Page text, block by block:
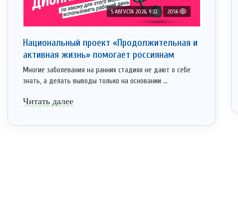
5 АВГУСТА 2026, 9:32 2056
Национальный проект «Продолжительная и
активная жизнь» помогает россиянам
Многие заболевания на ранних стадиях не дают о себе
знать, а делать выводы только на основании ...
Читать далее